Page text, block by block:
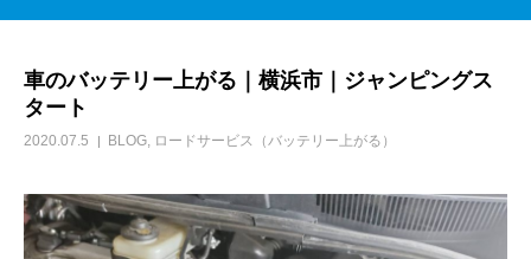
車のバッテリー上がる｜横浜市｜ジャンピングス
タート
2020.07.5 BLOG, ロードサービス（バッテリー上がる）
事業内容
よくある質問